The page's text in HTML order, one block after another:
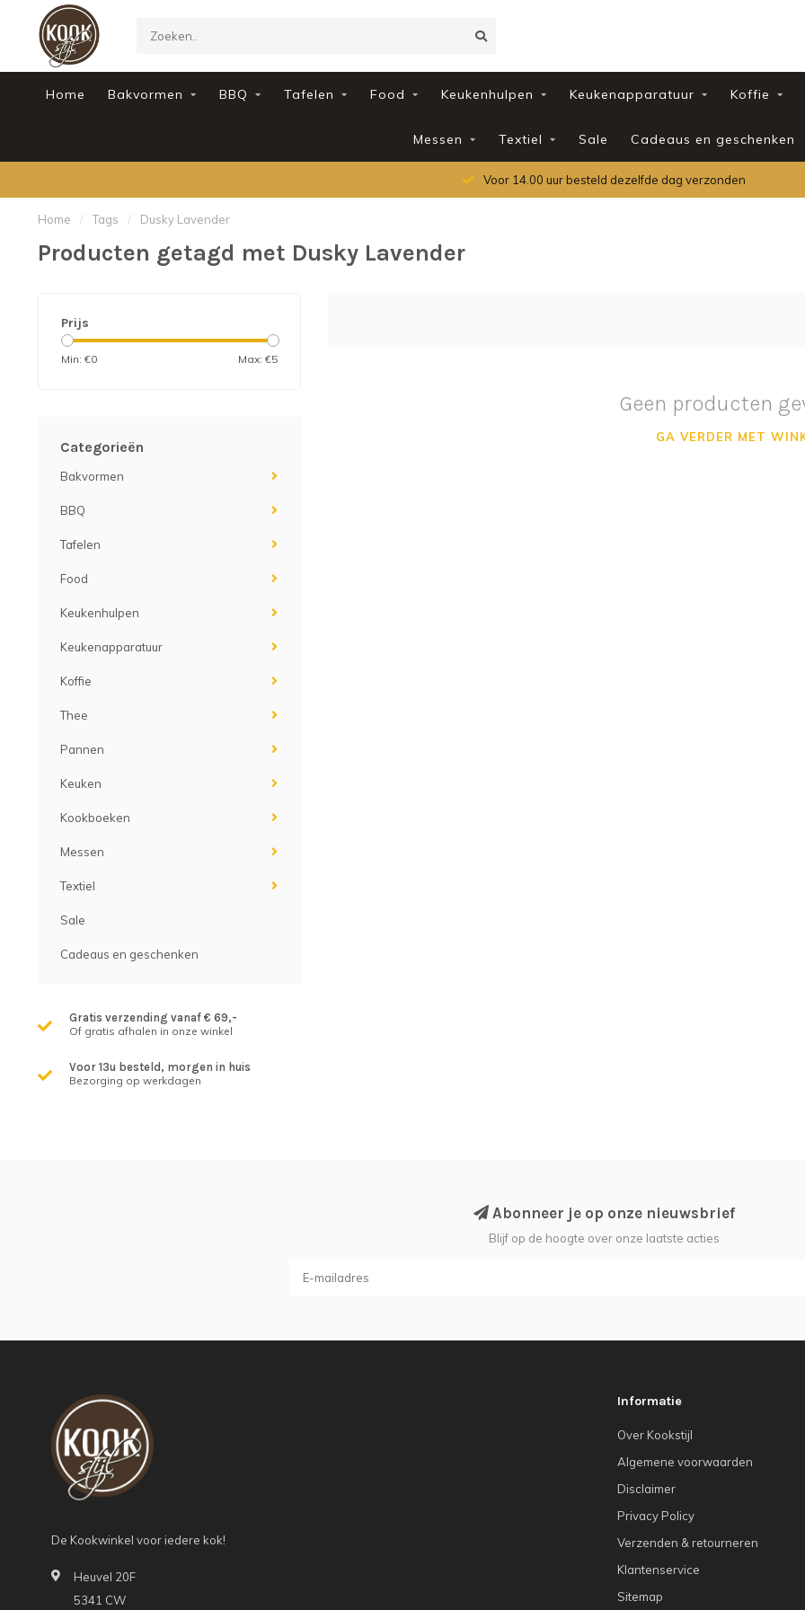
Home Bakvormen BBQ Tafelen Food Keukenhulpen Keukenapparatuur Koffie
Messen Textiel Sale Cadeaus en geschenken
Voor 14.00 uur besteld dezelfde dag verzonden
Home / Tags / Dusky Lavender
Producten getagd met Dusky Lavender
Prijs
Min: €0 Max: €5
Categorieën
Bakvormen
BBQ
Tafelen
Food
Keukenhulpen
Keukenapparatuur
Koffie
Thee
Pannen
Keuken
Kookboeken
Messen
Textiel
Sale
Cadeaus en geschenken
Gratis verzending vanaf € 69,-
Of gratis afhalen in onze winkel
Voor 13u besteld, morgen in huis
Bezorging op werkdagen
Geen producten
GA VERDER MET
Abonneer je op onze nieuwsbrief
Blijf op de hoogte over onze laatste acties
De Kookwinkel voor iedere kok!
Heuvel 20F
5341 CW
Informatie
Over Kookstijl
Algemene voorwaarden
Disclaimer
Privacy Policy
Verzenden & retourneren
Klantenservice
Sitemap